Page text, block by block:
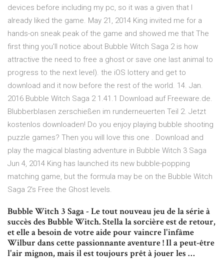
devices before including my pc, so it was a given that I
already liked the game. May 21, 2014 King invited me for a
hands-on sneak peak of the game and showed me that The
first thing you'll notice about Bubble Witch Saga 2 is how
attractive the need to free a ghost or save one last animal to
progress to the next level). the iOS lottery and get to
download and it now before the rest of the world. 14. Jan.
2016 Bubble Witch Saga 2 1.41.1 Download auf Freeware.de.
Blubberblasen zerschießen im runderneuerten Teil 2. Jetzt
kostenlos downloaden! Do you enjoy playing bubble shooting
puzzle games? Then you will love this one . Download and
play the magical blasting adventure in Bubble Witch 3 Saga
Jun 4, 2014 King has launched its new bubble-popping
matching game, but the formula may be on the Bubble Witch
Saga 2's Free the Ghost levels.
Bubble Witch 3 Saga - Le tout nouveau jeu de la série à
succès des Bubble Witch. Stella la sorcière est de retour,
et elle a besoin de votre aide pour vaincre l'infâme
Wilbur dans cette passionnante aventure ! Il a peut-être
l'air mignon, mais il est toujours prêt à jouer les …